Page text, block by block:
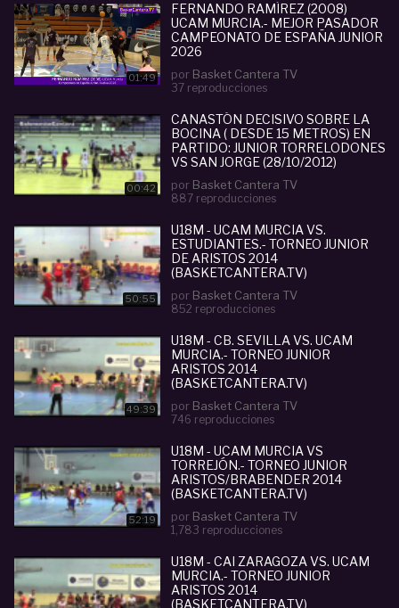
01:49
FERNANDO RAMÍREZ (2008)
UCAM MURCIA.- MEJOR PASADOR
CAMPEONATO DE ESPAÑA JUNIOR
2026
por Basket Cantera TV
37 reproducciones
00:42
CANASTÓN DECISIVO SOBRE LA
BOCINA ( DESDE 15 METROS) EN
PARTIDO: JUNIOR TORRELODONES
VS SAN JORGE (28/10/2012)
por Basket Cantera TV
887 reproducciones
50:55
U18M - UCAM MURCIA VS.
ESTUDIANTES.- TORNEO JUNIOR
DE ARISTOS 2014
(BASKETCANTERA.TV)
por Basket Cantera TV
852 reproducciones
49:39
U18M - CB. SEVILLA VS. UCAM
MURCIA.- TORNEO JUNIOR
ARISTOS 2014
(BASKETCANTERA.TV)
por Basket Cantera TV
746 reproducciones
52:19
U18M - UCAM MURCIA VS
TORREJÓN.- TORNEO JUNIOR
ARISTOS/BRABENDER 2014
(BASKETCANTERA.TV)
por Basket Cantera TV
1,783 reproducciones
U18M - CAI ZARAGOZA VS. UCAM
MURCIA.- TORNEO JUNIOR
ARISTOS 2014
(BASKETCANTERA.TV)